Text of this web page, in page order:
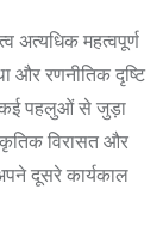
अत्यधिक महत्वपूर्ण
और रणनीतिक दृष्टि
कई पहलुओं से जुड़ा
विरासत और
दूसरे कार्यकाल